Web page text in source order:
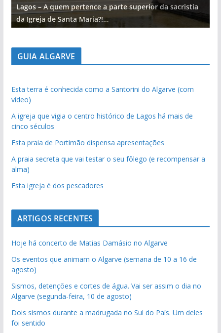
Lagos – A quem pertence a parte superior da sacristia
da Igreja de Santa Maria?!…
GUIA ALGARVE
Esta terra é conhecida como a Santorini do Algarve (com
vídeo)
A igreja que vigia o centro histórico de Lagos há mais de
cinco séculos
Esta praia de Portimão dispensa apresentações
A praia secreta que vai testar o seu fôlego (e recompensar a
alma)
Esta igreja é dos pescadores
ARTIGOS RECENTES
Hoje há concerto de Matias Damásio no Algarve
Os eventos que animam o Algarve (semana de 10 a 16 de
agosto)
Sismos, detenções e cortes de água. Vai ser assim o dia no
Algarve (segunda-feira, 10 de agosto)
Dois sismos durante a madrugada no Sul do País. Um deles
foi sentido